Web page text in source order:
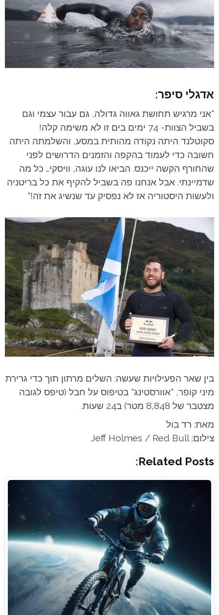
אדגלי סיפר:
"אני מרגיש תחושת גאווה גדולה, גם עבור עצמי וגם
בשביל הצוות- 74 ימים בים זו לא משימה קלה!
סקוטלנד היתה נקודה מהותית במסע, והשלמתה היתה
חשובה כדי לעמוד בהקפה והזמנים הדרושים לפני
שהחורף הקשה ייכנס. הביאו לנו עוגה, וויסקי… כל מה
שדמיינתי. אבל אנחנו פה בשביל להקיף את כל בריטניה
ולעשות היסטוריה אז לא נפסיק עד שנשיג את זה!"
בין שאר הפעילויות שעשה: השלים מרתון תוך כדי גרירת
מיני קופר, "אוורסטינג" בטיפוס על חבל (טיפס לגובה
מצטבר של 8,848 מטר) ב24 שעות.
מאת: רד בול
צילום: Jeff Holmes / Red Bull
Related Posts: